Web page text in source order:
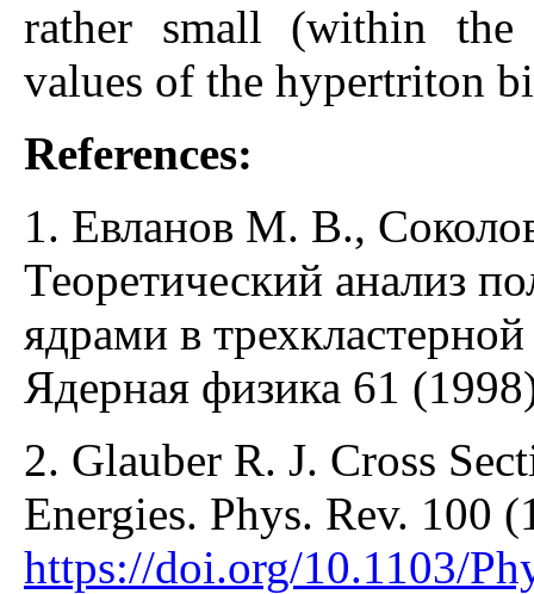
rather small (within
values of the hypertriton
References:
1. Евланов М. В.,
Теоретический анализ
ядрами в
Ядерная физика 61
2. Glauber R. J. Cross
Energies. Phys. Rev. 100
https://doi.org/10.1103/